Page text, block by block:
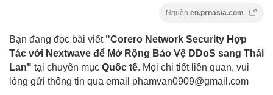
Nguồn en.prnasia.com
Bạn đang đọc bài viết "Corero Network Security Hợp
Tác với Nextwave để Mở Rộng Bảo Vệ DDoS sang Thái
Lan" tại chuyên mục Quốc tế. Mọi chi tiết liên quan, vui
lòng gửi thông tin qua email phamvan0909@gmail.com